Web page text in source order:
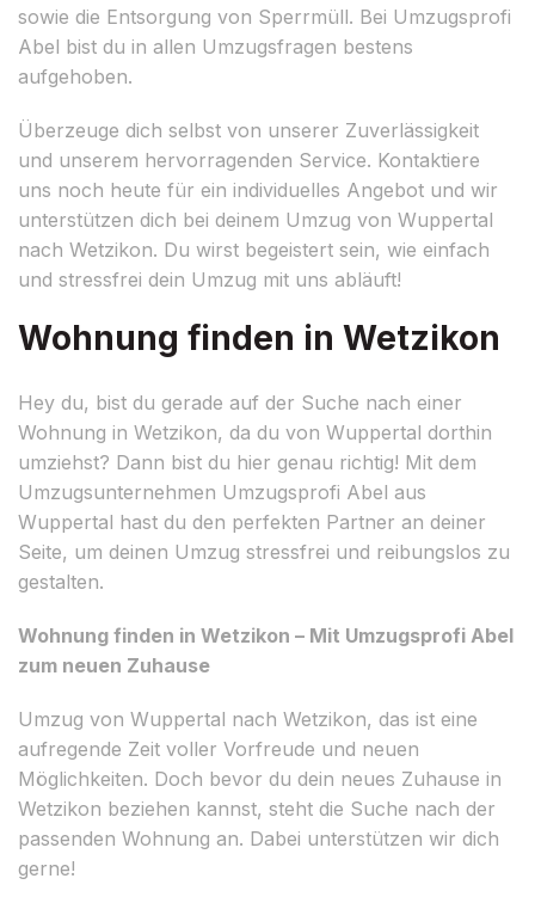
sowie die Entsorgung von Sperrmüll. Bei Umzugsprofi
Abel bist du in allen Umzugsfragen bestens
aufgehoben.
Überzeuge dich selbst von unserer Zuverlässigkeit
und unserem hervorragenden Service. Kontaktiere
uns noch heute für ein individuelles Angebot und wir
unterstützen dich bei deinem Umzug von Wuppertal
nach Wetzikon. Du wirst begeistert sein, wie einfach
und stressfrei dein Umzug mit uns abläuft!
Wohnung finden in Wetzikon
Hey du, bist du gerade auf der Suche nach einer
Wohnung in Wetzikon, da du von Wuppertal dorthin
umziehst? Dann bist du hier genau richtig! Mit dem
Umzugsunternehmen Umzugsprofi Abel aus
Wuppertal hast du den perfekten Partner an deiner
Seite, um deinen Umzug stressfrei und reibungslos zu
gestalten.
Wohnung finden in Wetzikon – Mit Umzugsprofi Abel
zum neuen Zuhause
Umzug von Wuppertal nach Wetzikon, das ist eine
aufregende Zeit voller Vorfreude und neuen
Möglichkeiten. Doch bevor du dein neues Zuhause in
Wetzikon beziehen kannst, steht die Suche nach der
passenden Wohnung an. Dabei unterstützen wir dich
gerne!